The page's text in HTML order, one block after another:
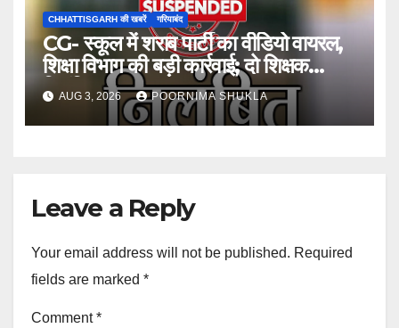
CHHATTISGARH की खबरें गरियाबंद
CG- स्कूल में शराब पार्टी का वीडियो वायरल,
शिक्षा विभाग की बड़ी कार्रवाई; दो शिक्षक
निलंबित…
AUG 3, 2026 POORNIMA SHUKLA
Leave a Reply
Your email address will not be published. Required
fields are marked *
Comment*